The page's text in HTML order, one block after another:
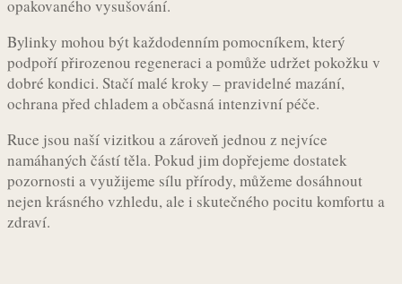
opakovaného vysušování.
Bylinky mohou být každodenním pomocníkem, který
podpoří přirozenou regeneraci a pomůže udržet pokožku v
dobré kondici. Stačí malé kroky – pravidelné mazání,
ochrana před chladem a občasná intenzivní péče.
Ruce jsou naší vizitkou a zároveň jednou z nejvíce
namáhaných částí těla. Pokud jim dopřejeme dostatek
pozornosti a využijeme sílu přírody, můžeme dosáhnout
nejen krásného vzhledu, ale i skutečného pocitu komfortu a
zdraví.